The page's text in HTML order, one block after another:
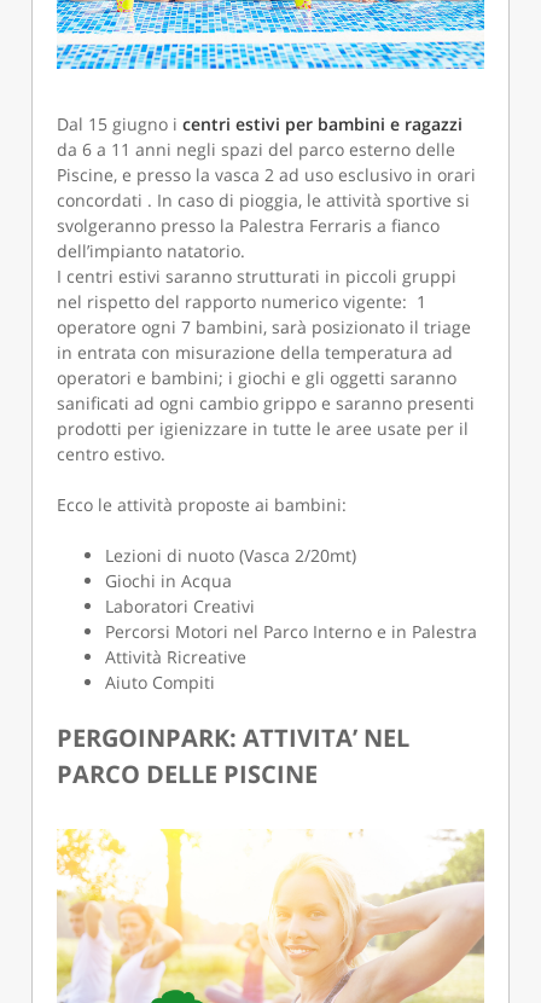
Dal 15 giugno icentri estivi per bambini e ragazzi
da 6 a 11 anni negli spazi del parco esterno delle
Piscine, e presso la vasca 2 ad uso esclusivo in orari
concordati . In caso di pioggia, le attività sportive si
svolgeranno presso la Palestra Ferraris a fianco
dell’impianto natatorio.
I centri estivi saranno strutturati in piccoli gruppi
nel rispetto del rapporto numerico vigente: 1
operatore ogni 7 bambini, sarà posizionato il triage
in entrata con misurazione della temperatura ad
operatori e bambini; i giochi e gli oggetti saranno
sanificati ad ogni cambio grippo e saranno presenti
prodotti per igienizzare in tutte le aree usate per il
centro estivo.
Ecco le attività proposte ai bambini:
Lezioni di nuoto (Vasca 2/20mt)
Giochi in Acqua
Laboratori Creativi
Percorsi Motori nel Parco Interno e in Palestra
Attività Ricreative
Aiuto Compiti
PERGOINPARK: ATTIVITA’ NEL
PARCO DELLE PISCINE